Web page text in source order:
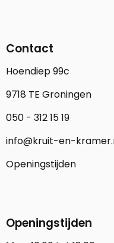
Contact
Hoendiep 99c
9718 TE Groningen
050 - 312 15 19
info@kruit-en-
Openingstijden
Openingstijden